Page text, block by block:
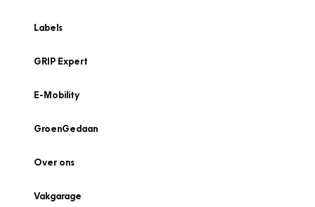
Labels
GRIP Expert
E-Mobility
GroenGedaan
Over ons
Vakgarage